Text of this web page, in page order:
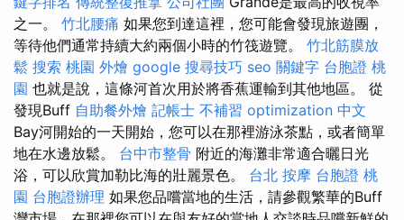
之一。 竹北腰痛 如果您到達這裡，您可能會發現旅遊團，
等待他們通常持續大約兩個小時的竹筏遊覽。 竹北筋膜放
鬆 搜索 桃園 外燴 google 搜尋技巧 seo 關鍵字 台胞證 桃
園 也就是說，這條河首次用於將香蕉運輸到其他地區。 從
發現Buff 自助餐外燴 記帳士 不補習 optimization 中文
Bay河開始的一天開始，您可以在那裡游泳茶點，或者簡單
地在水邊放鬆。 台中市整骨 附近的海灘非常適合曬日光
浴，可以欣賞加勒比海的壯麗景色。 台北 按摩 台胞證 桃
園 台胞證辦理 如果您品嚐當地的生活，請參觀繁華的Buff